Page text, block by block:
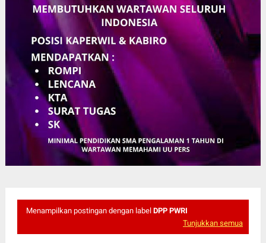
Menampilkan postingan dengan label DPP PWRI
Tunjukkan semua